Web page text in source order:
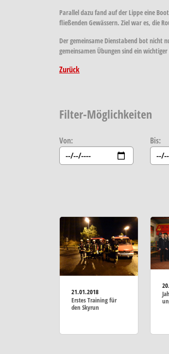
Parallel dazu fand auf der Lippe eine
fließenden Gewässern. Ziel war es, die
Der gemeinsame Dienstabend bot nicht
gemeinsamen Übungen sind ein
Zurück
Filter-Möglichkeiten
Von: Bis:
21.01.2018
Erstes Training für
den Skyrun